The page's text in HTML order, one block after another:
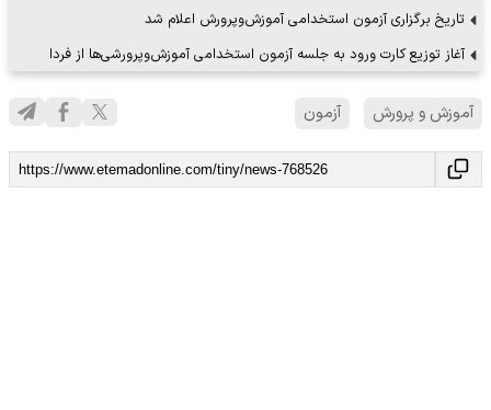
تاریخ برگزاری آزمون استخدامی آموزش‌وپرورش اعلام شد
آغاز توزیع کارت ورود به جلسه آزمون استخدامی آموزش‌وپرورشی‌ها از فردا
آموزش و پرورش آزمون